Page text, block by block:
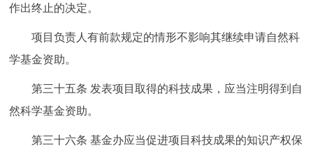
作出终止的决定。
项目负责人有前款规定的情形不影响其继续申请自然科
学基金资助。
第三十五条 发表项目取得的科技成果，应当注明得到自
然科学基金资助。
第三十六条 基金办应当促进项目科技成果的知识产权保